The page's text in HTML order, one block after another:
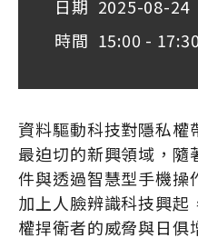
日期 2025-08-24
時間 15:00 - 17:30
資料驅動科技對隱私權
最迫切的新興領域，隨
件與透過智慧型手機操
加上人臉辨識科技興起
權捍衛者的威脅與日俱